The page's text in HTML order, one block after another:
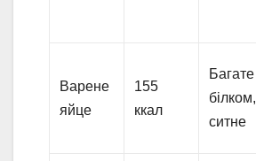
Варене
яйце
155
ккал
Багате
білком,
ситне